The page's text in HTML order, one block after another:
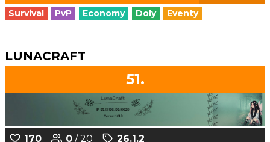
Survival PvP Economy Doly Eventy
LUNACRAFT
51.
170 0 / 20 26.1.2